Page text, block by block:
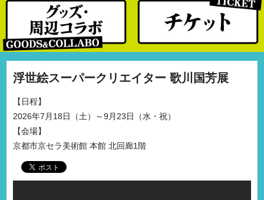
浮世絵スーパークリエイター 歌川国芳展
日程
2026年7月18日（土）～9月23日（水・祝）
会場
京都市京セラ美術館 本館 北回廊1階